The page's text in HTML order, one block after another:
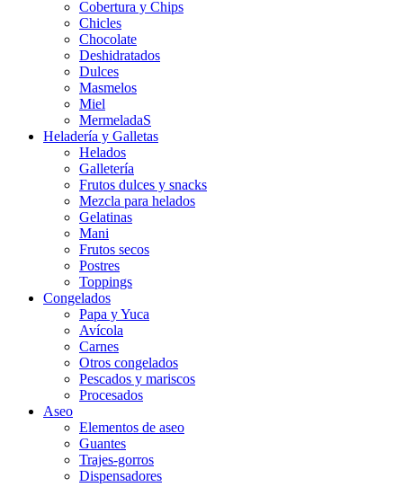
Cobertura y Chips
Chicles
Chocolate
Deshidratados
Dulces
Masmelos
Miel
MermeladaS
Heladería y Galletas
Helados
Galletería
Frutos dulces y snacks
Mezcla para helados
Gelatinas
Mani
Frutos secos
Postres
Toppings
Congelados
Papa y Yuca
Avícola
Carnes
Otros congelados
Pescados y mariscos
Procesados
Aseo
Elementos de aseo
Guantes
Trajes-gorros
Dispensadores